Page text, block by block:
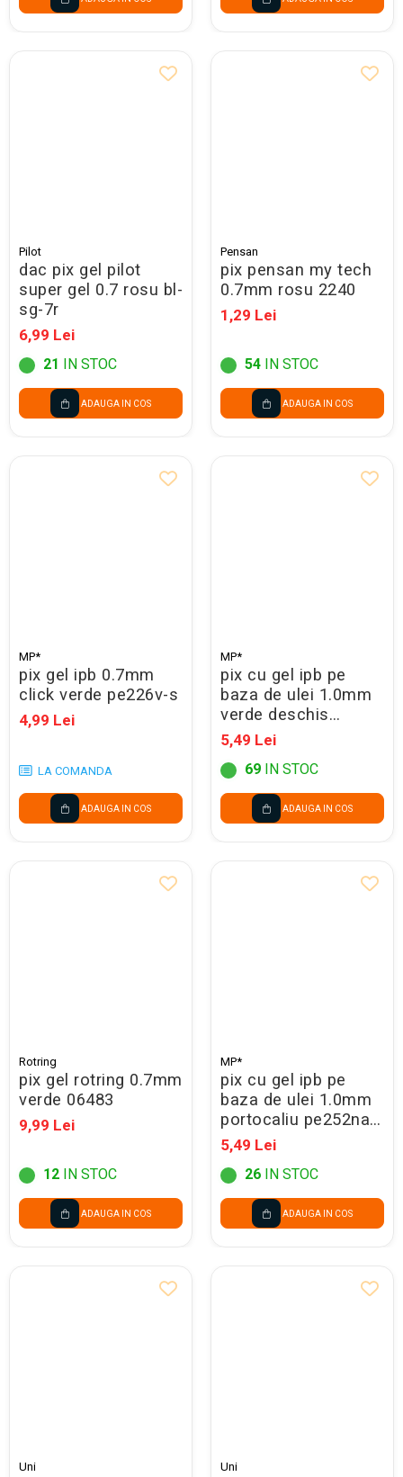
Pilot
dac pix gel pilot
super gel 0.7 rosu bl-
sg-7r
6,99 Lei
21 IN STOC
ADAUGA IN COS
Pensan
pix pensan my tech
0.7mm rosu 2240
1,29 Lei
54 IN STOC
ADAUGA IN COS
MP*
pix gel ipb 0.7mm
click verde pe226v-s
4,99 Lei
LA COMANDA
ADAUGA IN COS
MP*
pix cu gel ipb pe
baza de ulei 1.0mm
verde deschis
pe233vc-s
5,49 Lei
69 IN STOC
ADAUGA IN COS
Rotring
pix gel rotring 0.7mm
verde 06483
9,99 Lei
12 IN STOC
ADAUGA IN COS
MP*
pix cu gel ipb pe
baza de ulei 1.0mm
portocaliu pe252na-
s
5,49 Lei
26 IN STOC
ADAUGA IN COS
Uni Uni